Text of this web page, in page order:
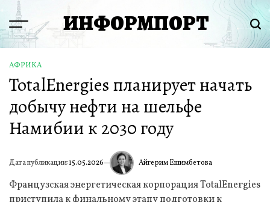
Перейти
содержимому
Menu ИНФОРМПОРТ
ОПУБЛИКОВАНО
В
АФРИКА
TotalEnergies планирует начать
добычу нефти на шельфе
Намибии к 2030 году
Дата публикации:15.05.2026 ИА Айгерим Ешимбетова
Французская энергетическая корпорация TotalEnergies